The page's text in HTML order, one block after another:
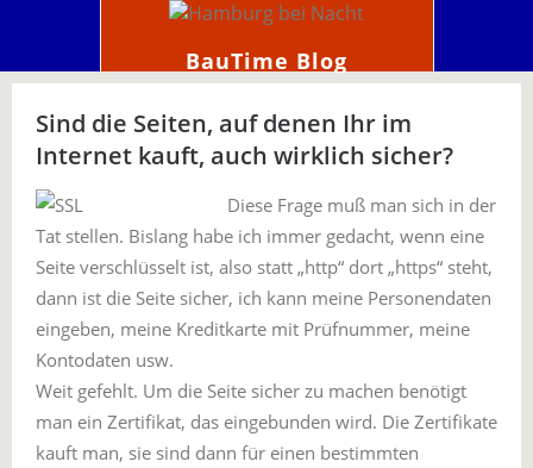
BauTime Blog
Sind die Seiten, auf denen Ihr im
Internet kauft, auch wirklich sicher?
Diese Frage muß man sich in der
Tat stellen. Bislang habe ich immer gedacht, wenn eine
Seite verschlüsselt ist, also statt „http“ dort „https“ steht,
dann ist die Seite sicher, ich kann meine Personendaten
eingeben, meine Kreditkarte mit Prüfnummer, meine
Kontodaten usw.
Weit gefehlt. Um die Seite sicher zu machen benötigt
man ein Zertifikat, das eingebunden wird. Die Zertifikate
kauft man, sie sind dann für einen bestimmten